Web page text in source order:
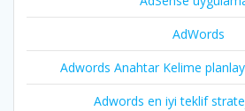
AdWords
Adwords Anahtar Kelime
Adwords en iyi teklif